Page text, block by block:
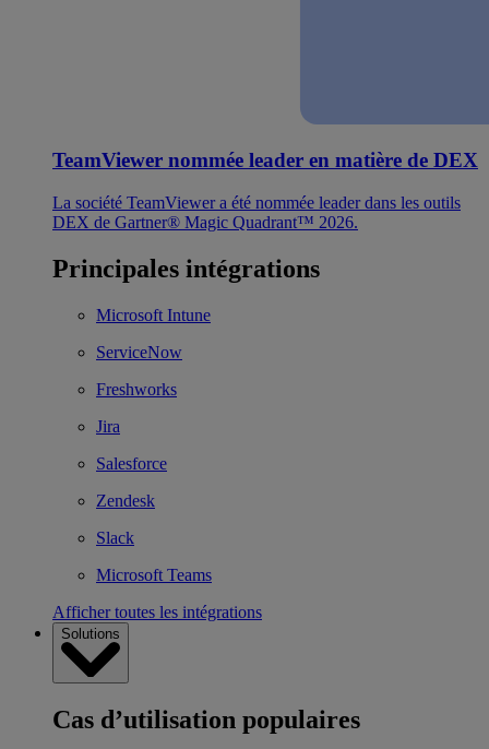
TeamViewer nommée leader en matière de DEX
La société TeamViewer a été nommée leader dans les outils
DEX de Gartner® Magic Quadrant™ 2026.
Principales intégrations
Microsoft Intune
ServiceNow
Freshworks
Jira
Salesforce
Zendesk
Slack
Microsoft Teams
Afficher toutes les intégrations
Solutions
Cas d’utilisation populaires